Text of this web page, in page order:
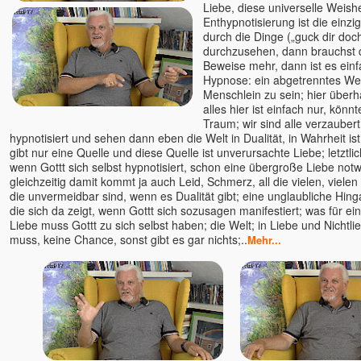
Mahima
Maitreya †
Malou
Mandakini
Manik
Marco Sein
Marcus Powarzynski
Mari
Mari Nil †
Maria Anna Groß
Maria Dott-Carmon
Mariam Nour
Mariam Thomas Sura u.
Teresa Sura
Mariananda
Marie (Venu)
Liebe, diese universelle
Enthypnotisierung ist die
durch die Dinge („guck dir
durchzusehen, dann brauchst
Beweise mehr, dann ist es
Hypnose: ein abgetrenntes
Menschlein zu sein; hier
alles hier ist einfach nur,
Traum; wir sind alle
hypnotisiert und sehen dann eben die Welt in Dualität, in Wahrheit
gibt nur eine Quelle und diese Quelle ist unverursachte Liebe;
wenn Gottt sich selbst hypnotisiert, schon eine übergroße Liebe
gleichzeitig damit kommt ja auch Leid, Schmerz, all die vielen,
die unvermeidbar sind, wenn es Dualität gibt; eine unglaubliche
die sich da zeigt, wenn Gottt sich sozusagen manifestiert; was für
Liebe muss Gottt zu sich selbst haben; die Welt; in Liebe und
muss, keine Chance, sonst gibt es gar nichts;..Mehr...